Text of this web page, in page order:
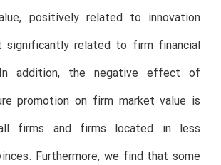
positively related to innovation
significantly related to firm financial
In addition, the negative effect of
promotion on firm market value is
firms and firms located in less
Furthermore, we find that some